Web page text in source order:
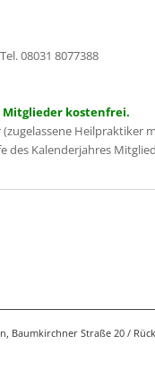
08031 8077388
kostenfrei.
Heilpraktiker
des Kalenderjahres
Straße 20 /